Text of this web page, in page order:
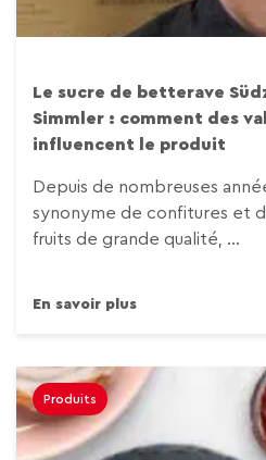
Le sucre de betterave
Simmler : comment des
influencent le produit
Depuis de nombreuses
synonyme de confitures et
fruits de grande qualité, ...
En savoir plus
Produits